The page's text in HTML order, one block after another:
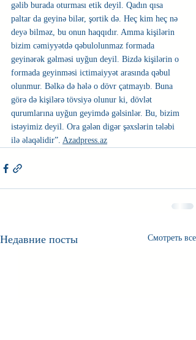
gəlib burada oturması etik deyil. Qadın qısa
paltar da geyinə bilər, şortik də. Heç kim heç nə
deyə bilməz, bu onun haqqıdır. Amma kişilərin
bizim cəmiyyətdə qəbulolunmaz formada
geyinərək gəlməsi uyğun deyil. Bizdə kişilərin o
formada geyinməsi ictimaiyyət arasında qəbul
olunmur. Bəlkə də hələ o dövr çatmayıb. Buna
görə də kişilərə tövsiyə olunur ki, dövlət
qurumlarına uyğun geyimdə gəlsinlər. Bu, bizim
istəyimiz deyil. Ora gələn digər şəxslərin tələbi
ilə əlaqəlidir”. Azadpress.az
Недавние посты Смотреть все